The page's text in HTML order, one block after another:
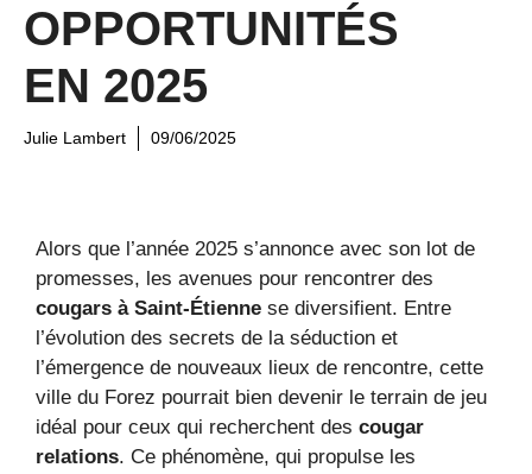
OPPORTUNITÉS
EN 2025
Julie Lambert 09/06/2025
Alors que l’année 2025 s’annonce avec son lot de
promesses, les avenues pour rencontrer des
cougars à Saint-Étienne se diversifient. Entre
l’évolution des secrets de la séduction et
l’émergence de nouveaux lieux de rencontre, cette
ville du Forez pourrait bien devenir le terrain de jeu
idéal pour ceux qui recherchent des cougar
relations. Ce phénomène, qui propulse les